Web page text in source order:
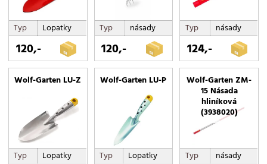
násady
pilky
provzdušňovače
příslušenství
secí kotouče
sekáče na led
smetáky
Typ Lopatky
120,-
Typ násady
120,-
Typ násady
124,-
Wolf-Garten LU-Z
Typ Lopatky
Wolf-Garten LU-P
Typ Lopatky
Wolf-Garten ZM-
15 Násada
hliníková
(3938020)
Typ násady